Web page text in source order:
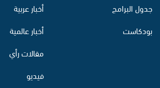
جدول البرامج
بودكاست
أخبار عربية
أخبار عالمية
مقالات رأي
فيديو